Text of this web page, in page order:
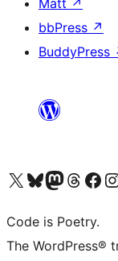
Matt ↗
bbPress ↗
BuddyPress
Visita il nostro account X (ex Twitter)
Visita il nostro account Bluesky
Visita il nostro account
Visita il nostroVisita la
Code is Poetry.
The WordPress®